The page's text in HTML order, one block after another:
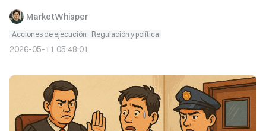
MarketWhisper
Acciones de ejecución Regulación y política
2026-05-11 05:48:01